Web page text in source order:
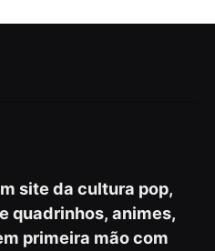
site da cultura pop,
quadrinhos, animes,
primeira mão com